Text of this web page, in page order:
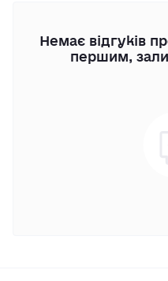
Немає відгуків
першим,